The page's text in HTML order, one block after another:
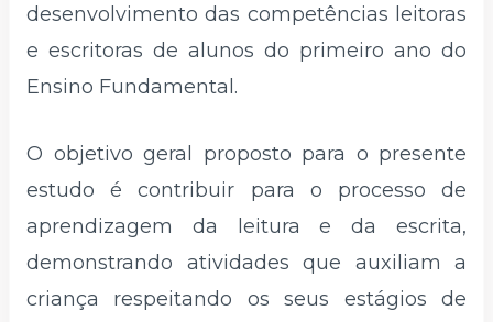
desenvolvimento das competências leitoras
e escritoras de alunos do primeiro ano do
Ensino Fundamental.
O objetivo geral proposto para o presente
estudo é contribuir para o processo de
aprendizagem da leitura e da escrita,
demonstrando atividades que auxiliam a
criança respeitando os seus estágios de